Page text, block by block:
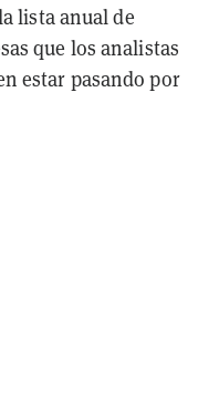
lista anual de
que los analistas
estar pasando por